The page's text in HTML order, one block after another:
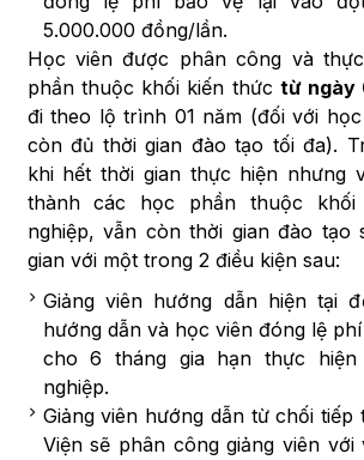
5.000.000 đồng/lần.
Học viên được phân công và
phần thuộc khối kiến thức từ ngày
đi theo lộ trình 01 năm (đối với
còn đủ thời gian đào tạo tối đa).
khi hết thời gian thực hiện nhưng
thành các học phần thuộc
nghiệp, vẫn còn thời gian đào tạo
gian với một trong 2 điều kiện sau:
Giảng viên hướng dẫn hiện tại
hướng dẫn và học viên đóng lệ
cho 6 tháng gia hạn thực
nghiệp.
Giảng viên hướng dẫn từ chối tiếp
Viện sẽ phân công giảng viên